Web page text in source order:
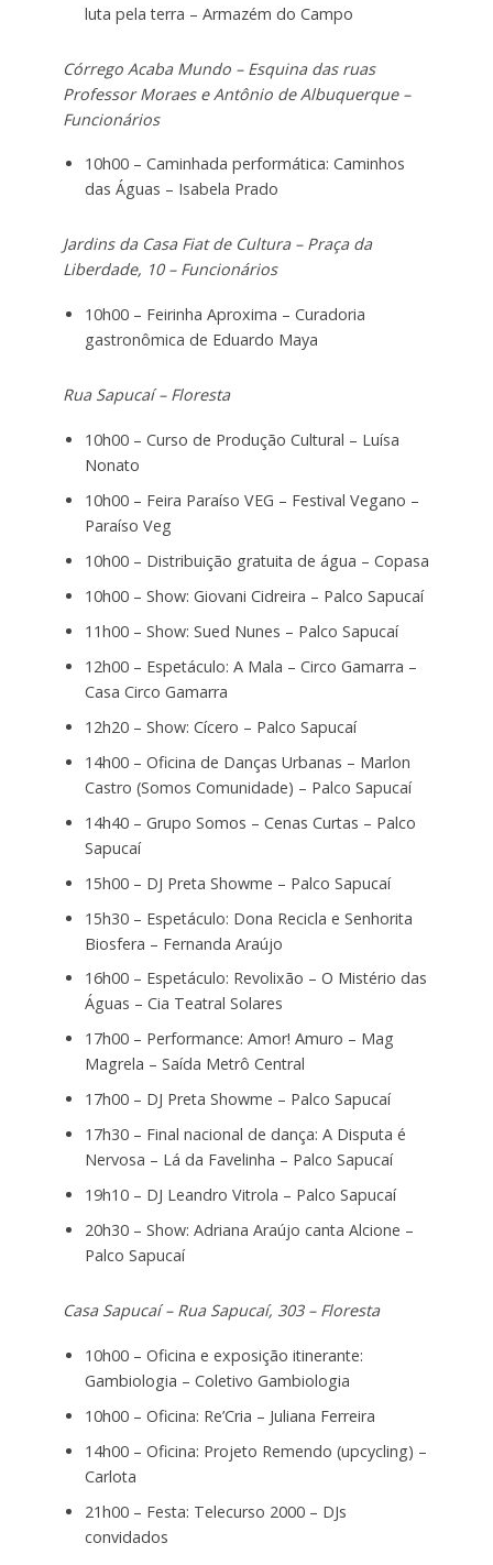
luta pela terra – Armazém do Campo
Córrego Acaba Mundo – Esquina das ruas
Professor Moraes e Antônio de Albuquerque –
Funcionários
10h00 – Caminhada performática: Caminhos
das Águas – Isabela Prado
Jardins da Casa Fiat de Cultura – Praça da
Liberdade, 10 – Funcionários
10h00 – Feirinha Aproxima – Curadoria
gastronômica de Eduardo Maya
Rua Sapucaí – Floresta
10h00 – Curso de Produção Cultural – Luísa
Nonato
10h00 – Feira Paraíso VEG – Festival Vegano –
Paraíso Veg
10h00 – Distribuição gratuita de água – Copasa
10h00 – Show: Giovani Cidreira – Palco Sapucaí
11h00 – Show: Sued Nunes – Palco Sapucaí
12h00 – Espetáculo: A Mala – Circo Gamarra –
Casa Circo Gamarra
12h20 – Show: Cícero – Palco Sapucaí
14h00 – Oficina de Danças Urbanas – Marlon
Castro (Somos Comunidade) – Palco Sapucaí
14h40 – Grupo Somos – Cenas Curtas – Palco
Sapucaí
15h00 – DJ Preta Showme – Palco Sapucaí
15h30 – Espetáculo: Dona Recicla e Senhorita
Biosfera – Fernanda Araújo
16h00 – Espetáculo: Revolixão – O Mistério das
Águas – Cia Teatral Solares
17h00 – Performance: Amor! Amuro – Mag
Magrela – Saída Metrô Central
17h00 – DJ Preta Showme – Palco Sapucaí
17h30 – Final nacional de dança: A Disputa é
Nervosa – Lá da Favelinha – Palco Sapucaí
19h10 – DJ Leandro Vitrola – Palco Sapucaí
20h30 – Show: Adriana Araújo canta Alcione –
Palco Sapucaí
Casa Sapucaí – Rua Sapucaí, 303 – Floresta
10h00 – Oficina e exposição itinerante:
Gambiologia – Coletivo Gambiologia
10h00 – Oficina: Re’Cria – Juliana Ferreira
14h00 – Oficina: Projeto Remendo (upcycling) –
Carlota
21h00 – Festa: Telecurso 2000 – DJs
convidados